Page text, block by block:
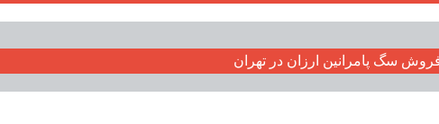
سگ پامرانين ارزان در تهران